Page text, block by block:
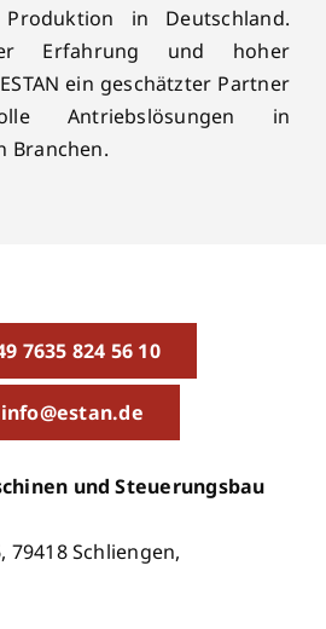
in Deutschland.
Erfahrung und hoher
ein geschätzter Partner
Antriebslösungen in
Branchen.
7635 824 56 10
info@estan.de
und Steuerungsbau
Schliengen,